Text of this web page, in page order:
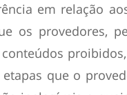
em relação
os provedores,
que o